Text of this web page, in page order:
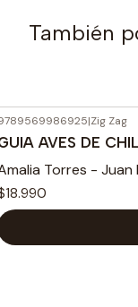
También
|Zig Zag
AVES DE
Torres - Juan